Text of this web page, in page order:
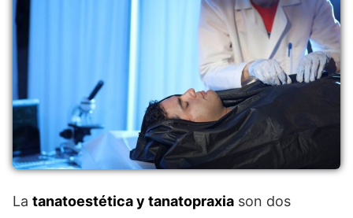
La tanatoestética y tanatopraxia son dos